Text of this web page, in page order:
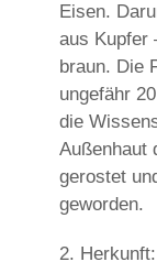
Eisen.
aus Kupfer
braun. Die
ungefähr
die
Außenhaut
gerostet
geworden.
2. Herkunft: